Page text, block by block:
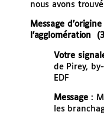
nous avons
Message
l’agglomération
Votre
de Pirey,
EDF
Message :
les